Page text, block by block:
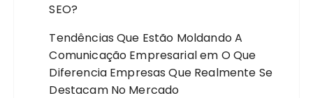
SEO?
Tendências Que Estão Moldando A
Comunicação Empresarialem O Que
Diferencia Empresas Que Realmente Se
Destacam No Mercado